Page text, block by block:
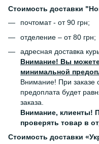
Стоимость доставки
почтомат - от 90 грн;
отделение – от 80 грн;
адресная доставка
Внимание! Вы
минимальной
Внимание! При заказе
предоплата будет
заказа.
Внимание, клиенты!
проверять товар в
Стоимость доставки